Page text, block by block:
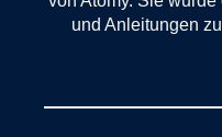
und Anleitungen